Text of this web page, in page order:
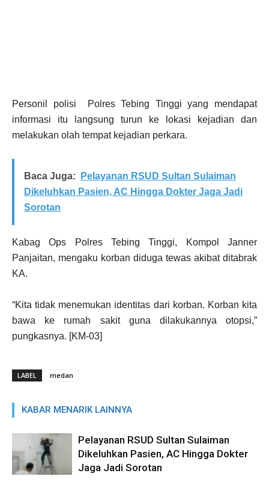
Personil polisi Polres Tebing Tinggi yang mendapat
informasi itu langsung turun ke lokasi kejadian dan
melakukan olah tempat kejadian perkara.
Baca Juga:
Pelayanan RSUD Sultan Sulaiman
Dikeluhkan Pasien, AC Hingga Dokter Jaga Jadi
Sorotan
Kabag Ops Polres Tebing Tinggi, Kompol Janner
Panjaitan, mengaku korban diduga tewas akibat ditabrak
KA.
“Kita tidak menemukan identitas dari korban. Korban kita
bawa ke rumah sakit guna dilakukannya otopsi,”
pungkasnya. [KM-03]
LABEL medan
KABAR MENARIK LAINNYA
Pelayanan RSUD Sultan Sulaiman
Dikeluhkan Pasien, AC Hingga Dokter
Jaga Jadi Sorotan